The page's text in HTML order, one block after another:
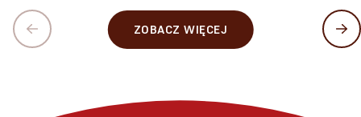
ZOBACZ WIĘCEJ